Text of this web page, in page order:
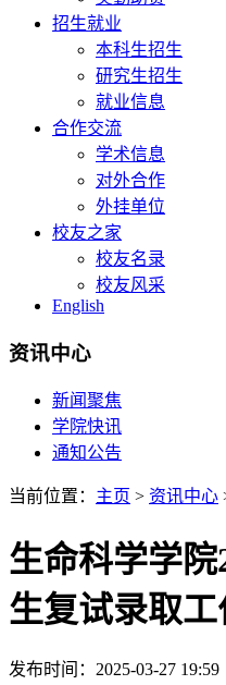
招生就业
本科生招生
研究生招生
就业信息
合作交流
学术信息
对外合作
外挂单位
校友之家
校友名录
校友风采
English
资讯中心
新闻聚焦
学院快讯
通知公告
当前位置： 主页 > 资讯中心
生命科学学
生复试录取工
发布时间：2025-03-27